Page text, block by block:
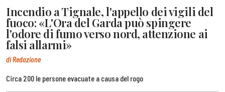
Incendio a Tignale, l'appello dei vigili del
fuoco: «L'Ora del Garda può spingere
l'odore di fumo verso nord, attenzione ai
falsi allarmi»
di Redazione
Circa 200 le persone evacuate a causa del rogo